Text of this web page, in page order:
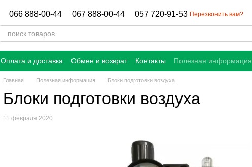
066 888-00-44 067 888-00-44 057 720-91-53 Перезвонить вам?
Оплата и доставка Обмен и возврат Контакты Полезная информация
Главная Полезная информация Блоки подготовки воздуха
Блоки подготовки воздуха
11 февраля 2020